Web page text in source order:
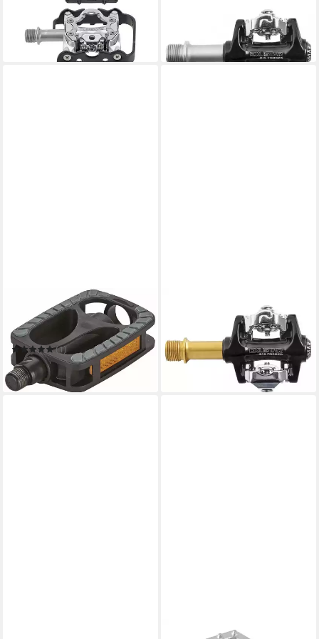
Klickpedale Exustar Pedal
MTB E-PM86 DUO silber
53,01 €
in 6-7 Werktagen bei dir
MTB E-PM215 schwarz
in 6-7 Werktagen bei dir
Fahrradpedale City/
Trekking Pedale
(1)
13,49 €
leider ausverkauft
Klickpedale EXUSTAR Pedale
MTB E-PM215 TI schwarz
168,57 €
in 6-7 Werktagen bei dir